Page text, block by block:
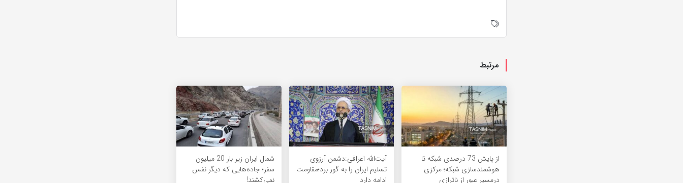
مرتبط
از پایش 73 درصدی شبکه تا
هوشمندسازی شبکه؛ مرکزی
درمسیر عبور از ناترازی
آیت‌الله اعرافی:دشمن آرزوی
تسلیم ایران را به گور برد؛مقاومت
ادامه دارد
شمال ایران زیر بار 20 میلیون
سفر؛ جاده‌هایی که دیگر نفس
نمی‌کشند!